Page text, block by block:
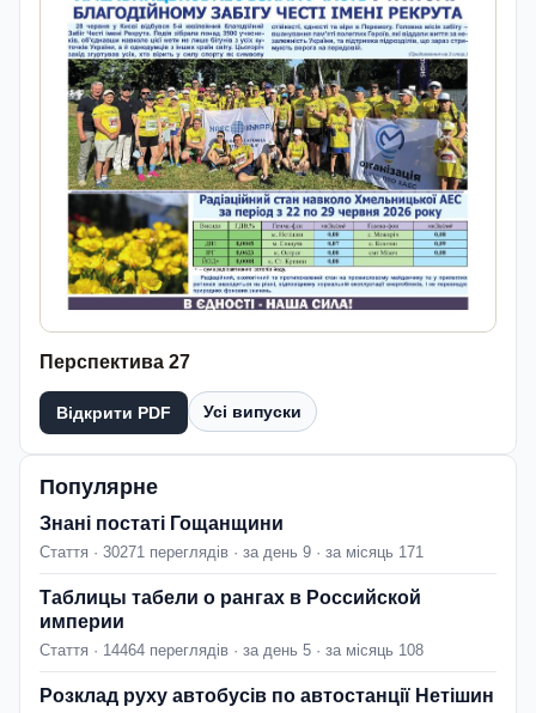
Перспектива 27
Відкрити PDF Усі випуски
Популярне
Знані постаті Гощанщини
Стаття · 30271 переглядів · за день 9 · за місяць 171
Таблицы табели о рангах в Российской
империи
Стаття · 14464 переглядів · за день 5 · за місяць 108
Розклад руху автобусів по автостанції Нетішин